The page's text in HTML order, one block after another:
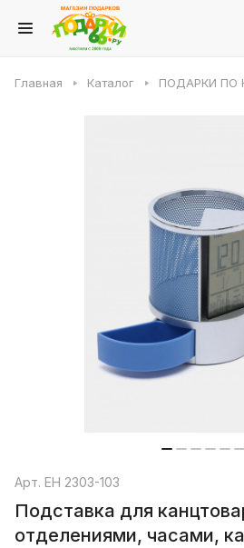
Главная Каталог ПОДАРКИ ПО
Арт. EH 2303-103
Подставка для
отделениями, часами,